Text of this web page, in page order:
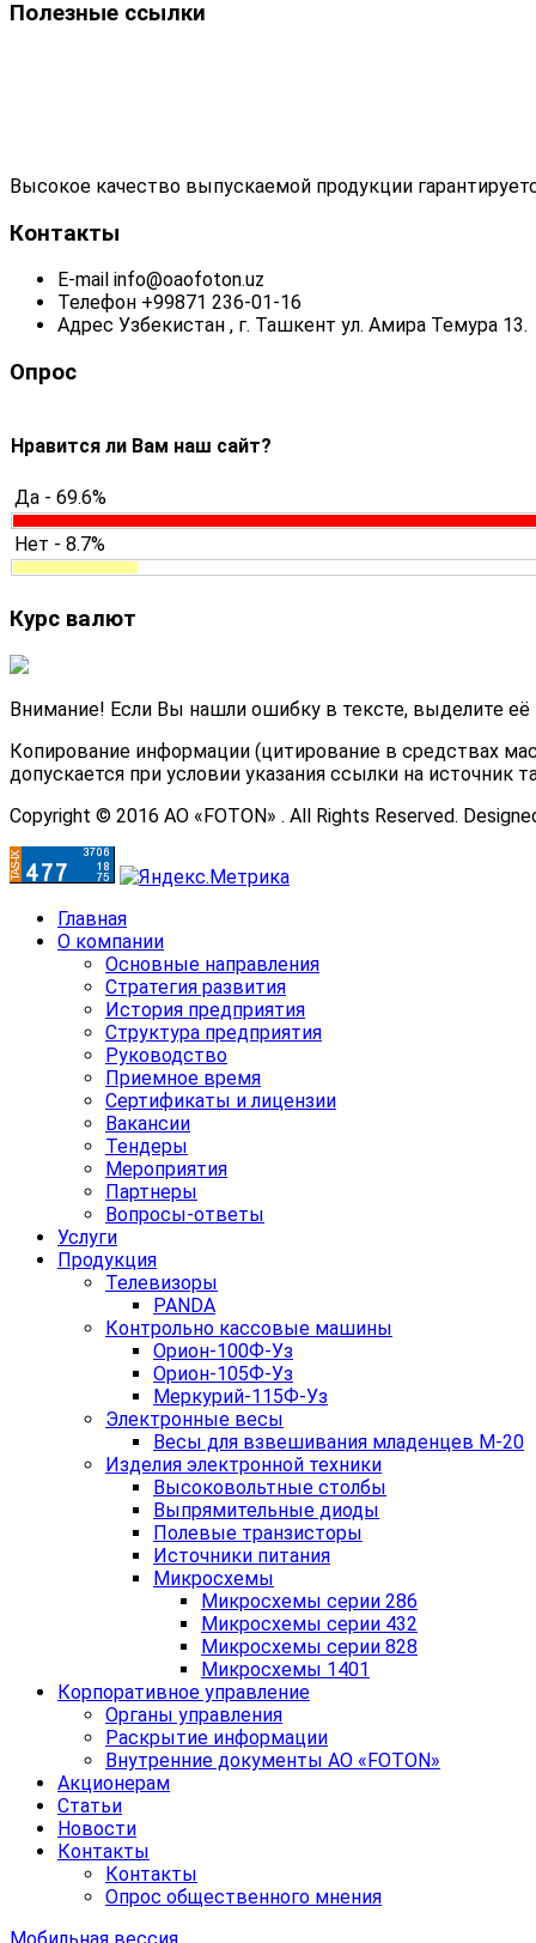
Полезные ссылки
Высокое качество выпускаемой продукции
Контакты
E-mail info@oaofoton.uz
Телефон +99871 236-01-16
Адрес Узбекистан , г. Ташкент ул. Амира Темура 13.
Опрос
Нравится ли Вам наш сайт?
Да - 69.6%
Нет - 8.7%
Курс валют
Внимание! Если Вы нашли ошибку в тексте, выделите
Копирование информации (цитирование в средствах
допускается при условии указания ссылки на источник
Copyright © 2016 АО «FOTON» . All Rights Reserved.
Главная
О компании
Основные направления
Стратегия развития
История предприятия
Структура предприятия
Руководство
Приемное время
Сертификаты и лицензии
Вакансии
Тендеры
Мероприятия
Партнеры
Вопросы-ответы
Услуги
Продукция
Телевизоры
PANDA
Контрольно кассовые машины
Орион-100Ф-Уз
Орион-105Ф-Уз
Меркурий-115Ф-Уз
Электронные весы
Весы для взвешивания младенцев М-20
Изделия электронной техники
Высоковольтные столбы
Выпрямительные диоды
Полевые транзисторы
Источники питания
Микросхемы
Микросхемы серии 286
Микросхемы серии 432
Микросхемы серии 828
Микросхемы 1401
Корпоративное управление
Органы управления
Раскрытие информации
Внутренние документы АО «FOTON»
Акционерам
Статьи
Новости
Контакты
Контакты
Опрос общественного мнения